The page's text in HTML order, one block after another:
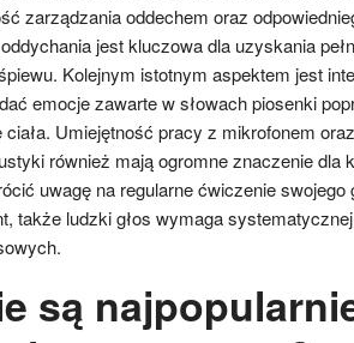
zarządzania oddechem oraz
jest kluczowa dla uzyskania
Kolejnym istotnym aspektem jest
emocje zawarte w słowach piosenki
ciała. Umiejętność pracy z mikrofonem
również mają ogromne znaczenie dla
uwagę na regularne ćwiczenie swojego
także ludzki głos wymaga
są